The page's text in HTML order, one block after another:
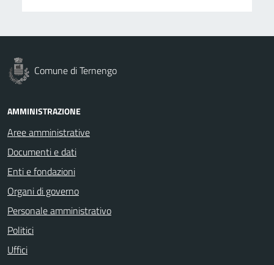
Comune di Ternengo
AMMINISTRAZIONE
Aree amministrative
Documenti e dati
Enti e fondazioni
Organi di governo
Personale amministrativo
Politici
Uffici